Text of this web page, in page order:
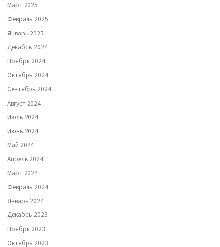
Март 2025
Февраль 2025
Январь 2025
Декабрь 2024
Ноябрь 2024
Октябрь 2024
Сентябрь 2024
Август 2024
Июль 2024
Июнь 2024
Май 2024
Апрель 2024
Март 2024
Февраль 2024
Январь 2024
Декабрь 2023
Ноябрь 2023
Октябрь 2023